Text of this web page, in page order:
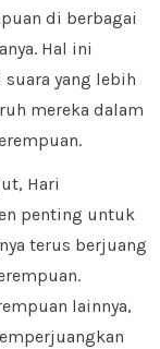
di berbagai
Hal ini
yang lebih
mereka dalam
Hari
penting untuk
terus berjuang
lainnya,